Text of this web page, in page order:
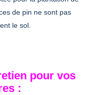
de pin ne sont pas
le sol.
pour vos
: